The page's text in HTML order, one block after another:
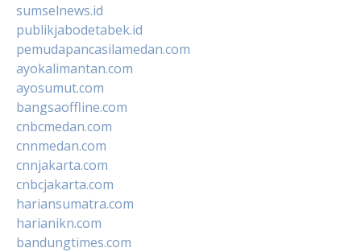
sumselnews.id
publikjabodetabek.id
pemudapancasilamedan.com
ayokalimantan.com
ayosumut.com
bangsaoffline.com
cnbcmedan.com
cnnmedan.com
cnnjakarta.com
cnbcjakarta.com
hariansumatra.com
harianikn.com
bandungtimes.com